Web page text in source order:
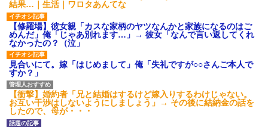
結果…｜生活｜ワロタあんてな
【修羅場】彼女親「カスな家柄のヤツなんかと家族になるのはご
めんだ」俺「じゃあ別れます…」→ 彼女「なんで言い返してくれ
なかったの？（泣」
見合いにて。嫁「はじめまして」俺「失礼ですが○○さんご本人で
すか？」
【衝撃】婚約者「兄と結婚はするけど嫁入りするわけじゃない。
お互い干渉はしないようにしましょう」→ その後に結納金の話を
したので、母が・・・